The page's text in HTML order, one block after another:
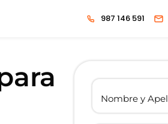
987 146 591